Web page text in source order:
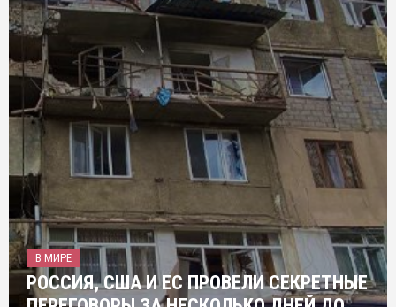
В МИРЕ
РОССИЯ, США И ЕС ПРОВЕЛИ СЕКРЕТНЫЕ